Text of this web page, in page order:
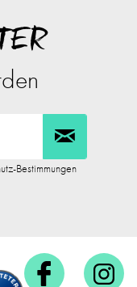
Bestimmungen